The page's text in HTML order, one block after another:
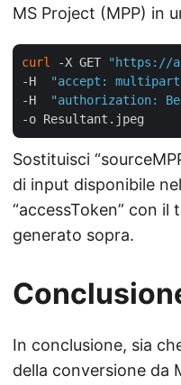
MS Project (MPP) in
curl -X GET
"https://
-H
"accept:
-H
"authorization:
Sostituisci
di input disponibile
“accessToken” con il
generato sopra.
In conclusione, sia
della conversione da